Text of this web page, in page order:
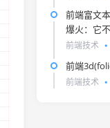
前端富文
爆火：它
绘制)
前端技术
前端
前端技术